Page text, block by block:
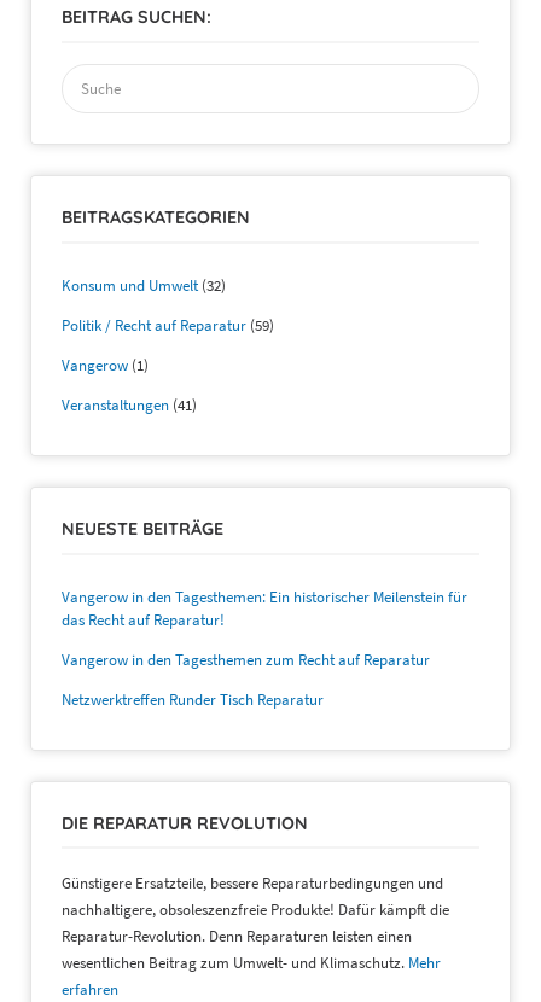
BEITRAG SUCHEN:
Suchen
nach:
BEITRAGSKATEGORIEN
Konsum und Umwelt(32)
Politik / Recht auf Reparatur (59)
Vangerow (1)
Veranstaltungen (41)
NEUESTE BEITRÄGE
Vangerow in den Tagesthemen: Ein historischer Meilenstein für
das Recht auf Reparatur!
Vangerow in den Tagesthemen zum Recht auf Reparatur
Netzwerktreffen Runder Tisch Reparatur
DIE REPARATUR REVOLUTION
Günstigere Ersatzteile, bessere Reparaturbedingungen und
nachhaltigere, obsoleszenzfreie Produkte! Dafür kämpft die
Reparatur-Revolution. Denn Reparaturen leisten einen
wesentlichen Beitrag zum Umwelt- und Klimaschutz. Mehr
erfahren